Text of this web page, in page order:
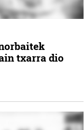
txarra dio